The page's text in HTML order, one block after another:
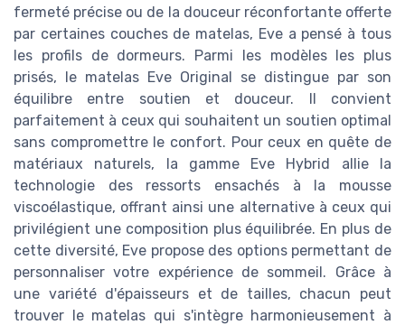
fermeté précise ou de la douceur réconfortante offerte
par certaines couches de matelas, Eve a pensé à tous
les profils de dormeurs. Parmi les modèles les plus
prisés, le matelas Eve Original se distingue par son
équilibre entre soutien et douceur. Il convient
parfaitement à ceux qui souhaitent un soutien optimal
sans compromettre le confort. Pour ceux en quête de
matériaux naturels, la gamme Eve Hybrid allie la
technologie des ressorts ensachés à la mousse
viscoélastique, offrant ainsi une alternative à ceux qui
privilégient une composition plus équilibrée. En plus de
cette diversité, Eve propose des options permettant de
personnaliser votre expérience de sommeil. Grâce à
une variété d'épaisseurs et de tailles, chacun peut
trouver le matelas qui s'intègre harmonieusement à